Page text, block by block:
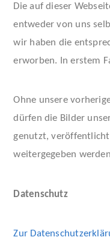
Die auf dieser
entweder von uns
wir haben die
erworben. In erstem
Ohne unsere
dürfen die Bilder
genutzt,
weitergegeben
Datenschutz
Zur